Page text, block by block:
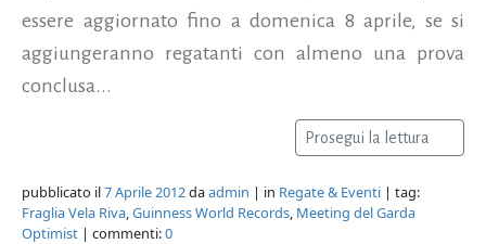
essere aggiornato fino a domenica 8 aprile, se si
aggiungeranno regatanti con almeno una prova
conclusa...
Prosegui la lettura
pubblicato il7 Aprile 2012daadmin | in Regate & Eventi | tag:
Fraglia Vela Riva,Guinness World Records, Meeting del Garda
Optimist | commenti:0